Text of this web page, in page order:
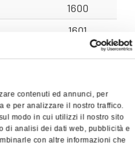
contenuti ed annunci, per
e per analizzare il nostro traffico.
modo in cui utilizzi il nostro sito
di analisi dei dati web, pubblicità e
con altre informazioni che
1600
1601
240 -
1400
variabile
1401
-
2180
325 -